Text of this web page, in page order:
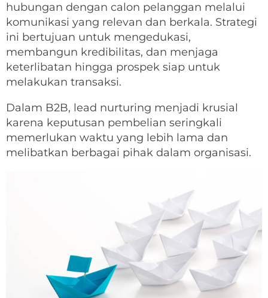
hubungan dengan calon pelanggan melalui
komunikasi yang relevan dan berkala. Strategi
ini bertujuan untuk mengedukasi,
membangun kredibilitas, dan menjaga
keterlibatan hingga prospek siap untuk
melakukan transaksi.
Dalam B2B, lead nurturing menjadi krusial
karena keputusan pembelian seringkali
memerlukan waktu yang lebih lama dan
melibatkan berbagai pihak dalam organisasi.